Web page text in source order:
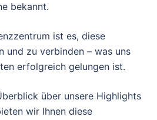
bekannt.
ist es, diese
und zu verbinden – was uns
erfolgreich gelungen ist.
über unsere Highlights
wir Ihnen diese